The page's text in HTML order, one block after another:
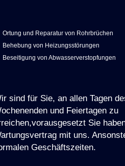
Ortung und Reparatur von Rohrbrüchen
Behebung von Heizungsstörungen
Beseitigung von Abwasserverstopfungen
sind für Sie, an allen Tagen
und Feiertagen zu
Sie
mit uns.
Geschäftszeiten.